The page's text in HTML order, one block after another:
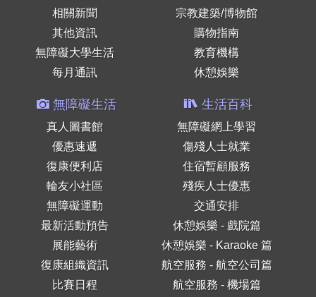
相關新聞
其他資訊
無障礙大學生活
每月通訊
宗教建築/博物館
購物指南
教育機構
休憩娛樂
無障礙生活
真人圖書館
優惠速遞
復康便利店
輪友小社區
無障礙運動
最新活動預告
展能藝術
復康組織資訊
比賽日程
生活百科
無障礙網上學習
傷殘人士就業
住宿暫顧服務
殘疾人士優惠
交通安排
休憩娛樂 - 戲院篇
休憩娛樂 - Karaoke 篇
航空服務 - 航空公司篇
航空服務 - 機場篇